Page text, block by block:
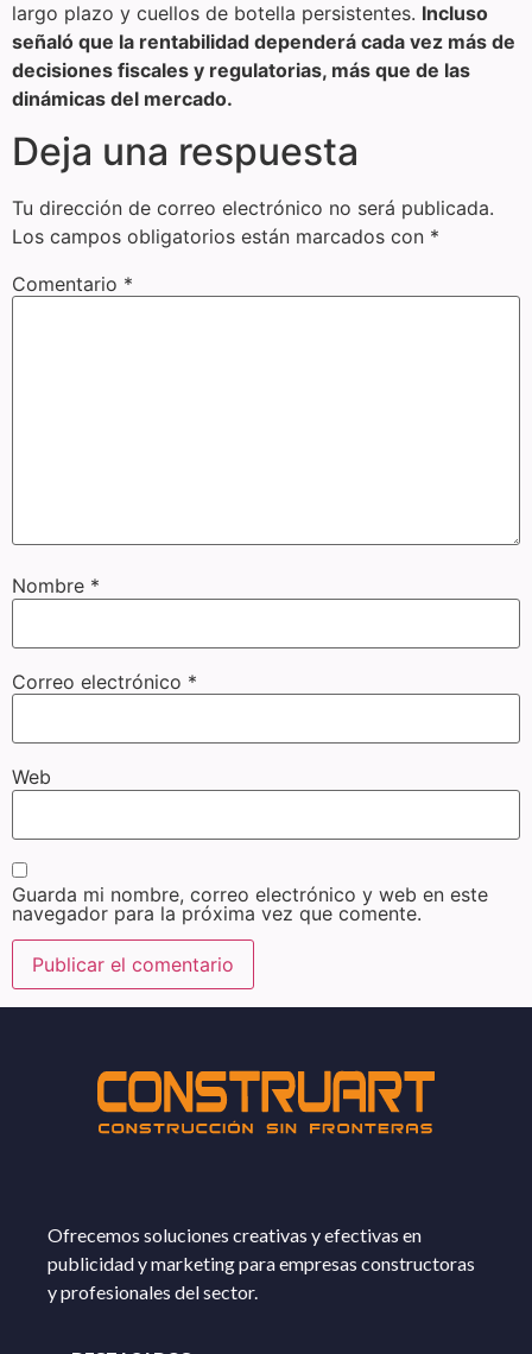
largo plazo y cuellos de botella persistentes. Incluso
señaló que la rentabilidad dependerá cada vez más de
decisiones fiscales y regulatorias, más que de las
dinámicas del mercado.
Deja una respuesta
Tu dirección de correo electrónico no será publicada.
Los campos obligatorios están marcados con *
Comentario *
Nombre *
Correo electrónico *
Web
Guarda mi nombre, correo electrónico y web en este
navegador para la próxima vez que comente.
Ofrecemos soluciones creativas y efectivas en
publicidad y marketing para empresas constructoras
y profesionales del sector.